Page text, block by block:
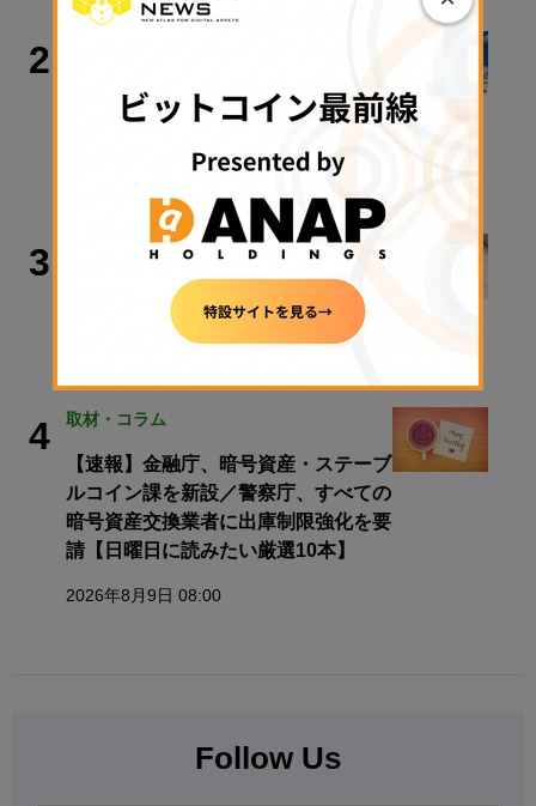
2
クラリティ法案、9月15日に審議入り
手続き採決可能に──米政府が日程公
3
【速報】金融庁、暗号資産・ステーブ
ルコイン課を新設
4 取材・コラム
【速報】金融庁、暗号資産・ステーブ
ルコイン課を新設／警察庁、すべての
暗号資産交換業者に出庫制限強化を要
請【日曜日に読みたい厳選10本】
2026年8月9日 08:00
Follow Us